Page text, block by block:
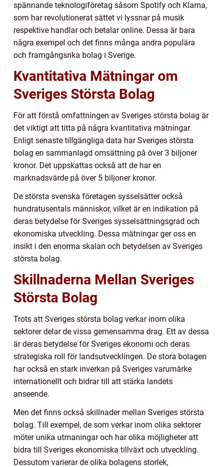
spännande teknologiföretag såsom Spotify och Klarna,
som har revolutionerat sättet vi lyssnar på musik
respektive handlar och betalar online. Dessa är bara
några exempel och det finns många andra populära
och framgångsrika bolag i Sverige.
Kvantitativa Mätningar om
Sveriges Största Bolag
För att förstå omfattningen av Sveriges största bolag är
det viktigt att titta på några kvantitativa mätningar.
Enligt senaste tillgängliga data har Sveriges största
bolag en sammanlagd omsättning på över 3 biljoner
kronor. Det uppskattas också att de har en
marknadsvärde på över 5 biljoner kronor.
De största svenska företagen sysselsätter också
hundratusentals människor, vilket är en indikation på
deras betydelse för Sveriges sysselsättningsgrad och
ekonomiska utveckling. Dessa mätningar ger oss en
insikt i den enorma skalan och betydelsen av Sveriges
största bolag.
Skillnaderna Mellan Sveriges
Största Bolag
Trots att Sveriges största bolag verkar inom olika
sektorer delar de vissa gemensamma drag. Ett av dessa
är deras betydelse för Sveriges ekonomi och deras
strategiska roll för landsutvecklingen. De stora bolagen
har också en stark inverkan på Sveriges varumärke
internationellt och bidrar till att stärka landets
anseende.
Men det finns också skillnader mellan Sveriges största
bolag. Till exempel, de som verkar inom olika sektorer
möter unika utmaningar och har olika möjligheter att
bidra till Sveriges ekonomiska tillväxt och utveckling.
Dessutom varierar de olika bolagens storlek,